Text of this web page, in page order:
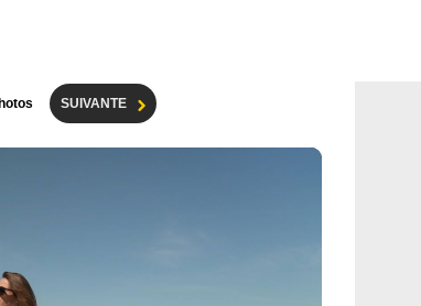
SUIVANTE